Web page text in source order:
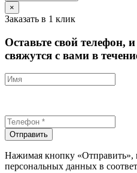
×
Заказать в 1 клик
Оставьте свой телефон,
свяжутся с вами в
Отправить
Нажимая кнопку «Отправить»,
персональных данных в